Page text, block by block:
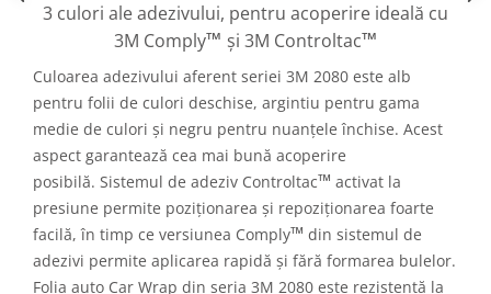
3 culori ale adezivului, pentru acoperire ideală cu
3M Comply™ și 3M Controltac™
Culoarea adezivului aferent seriei 3M 2080 este alb
pentru folii de culori deschise, argintiu pentru gama
medie de culori și negru pentru nuanțele închise. Acest
aspect garantează cea mai bună acoperire
posibilă. Sistemul de adeziv Controltac™ activat la
presiune permite poziționarea și repoziționarea foarte
facilă, în timp ce versiunea Comply™ din sistemul de
adezivi permite aplicarea rapidă și fără formarea bulelor.
Folia auto Car Wrap din seria 3M 2080 este rezistentă la